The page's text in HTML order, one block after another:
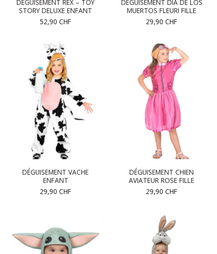
DÉGUISEMENT REX – TOY
STORY DELUXE ENFANT
52,90 CHF
DÉGUISEMENT DIA DE LOS
MUERTOS FLEURI FILLE
29,90 CHF
DÉGUISEMENT VACHE
ENFANT
29,90 CHF
DÉGUISEMENT CHIEN
AVIATEUR ROSE FILLE
29,90 CHF